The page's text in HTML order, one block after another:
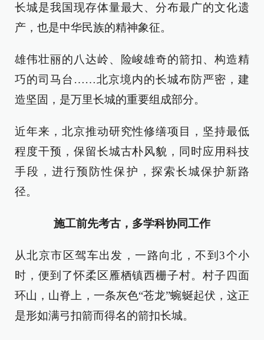
长城是我国现存体量最大、分布最广的文化遗
产，也是中华民族的精神象征。
雄伟壮丽的八达岭、险峻雄奇的箭扣、构造精
巧的司马台……北京境内的长城布防严密，建
造坚固，是万里长城的重要组成部分。
近年来，北京推动研究性修缮项目，坚持最低
程度干预，保留长城古朴风貌，同时应用科技
手段，进行预防性保护，探索长城保护新路
径。
施工前先考古，多学科协同工作
从北京市区驾车出发，一路向北，不到3个小
时，便到了怀柔区雁栖镇西栅子村。村子四面
环山，山脊上，一条灰色“苍龙”蜿蜒起伏，这正
是形如满弓扣箭而得名的箭扣长城。